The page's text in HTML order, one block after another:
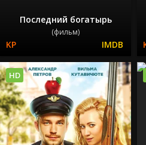
Последний богатырь
(фильм)
HD